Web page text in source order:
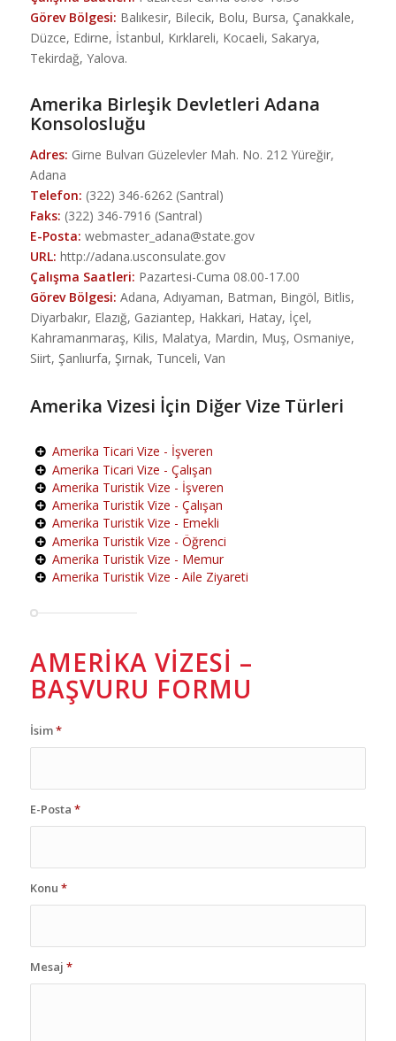
Görev Bölgesi: Balıkesir, Bilecik, Bolu, Bursa, Çanakkale,
Düzce, Edirne, İstanbul, Kırklareli, Kocaeli, Sakarya,
Tekirdağ, Yalova.
Amerika Birleşik Devletleri Adana
Konsolosluğu
Adres: Girne Bulvarı Güzelevler Mah. No. 212 Yüreğir,
Adana
Telefon: (322) 346-6262 (Santral)
Faks: (322) 346-7916 (Santral)
E-Posta: webmaster_adana@state.gov
URL: http://adana.usconsulate.gov
Çalışma Saatleri: Pazartesi-Cuma 08.00-17.00
Görev Bölgesi: Adana, Adıyaman, Batman, Bingöl, Bitlis,
Diyarbakır, Elazığ, Gaziantep, Hakkari, Hatay, İçel,
Kahramanmaraş, Kilis, Malatya, Mardin, Muş, Osmaniye,
Siirt, Şanlıurfa, Şırnak, Tunceli, Van
Amerika Vizesi İçin Diğer Vize Türleri
Amerika Ticari Vize - İşveren
Amerika Ticari Vize - Çalışan
Amerika Turistik Vize - İşveren
Amerika Turistik Vize - Çalışan
Amerika Turistik Vize - Emekli
Amerika Turistik Vize - Öğrenci
Amerika Turistik Vize - Memur
Amerika Turistik Vize - Aile Ziyareti
AMERIKA VIZESI –
BAŞVURU FORMU
İsim*
E-Posta *
Konu *
Mesaj *